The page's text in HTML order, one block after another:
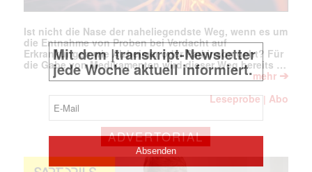
Ist nicht die Nase der naheliegendste Weg, wenn es um
die Entnahme von Proben bei Verdacht auf
Erkrankungen wie Alzheimer oder Parkinson geht? Für
die Gabe von Medikamenten wird dieser Weg bereits …
mehr ➔
Leseprobe| Abo
ADVERTORIAL